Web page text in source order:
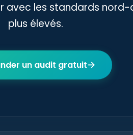
avec les standards nord-
plus élevés.
un audit gratuit→